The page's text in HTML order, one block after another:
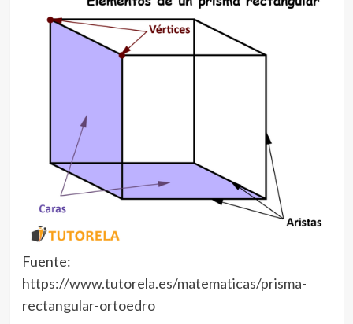
Fuente:
https://www.tutorela.es/matematicas/prisma-
rectangular-ortoedro